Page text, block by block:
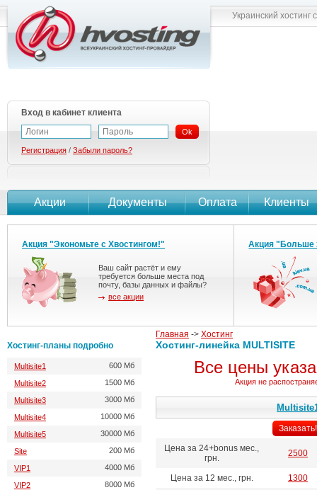
Главная -> Хостинг
Хостинг-линейка MULTISITE
Все цены
Акция не
Заказать!
Цена за 24+bonus мес.,
грн.
2500
Цена за 12 мес., грн.
1300
Акции Документы Оплата Клиенты
Украинский
Вход в кабинет клиента
Ok
Регистрация / Забыли пароль?
Акция "Экономьте с Хвостингом!"
Ваш сайт растёт и ему
требуется больше места под
почту, базы данных и файлы?
все акции
Акция "Больше
Хостинг-планы подробно
Multisite1 600 Мб
Multisite2 1500 Мб
Multisite3 3000 Мб
Multisite4 10000 Мб
Multisite5 30000 Мб
Site 200 Мб
VIP1 4000 Мб
VIP2 8000 Мб